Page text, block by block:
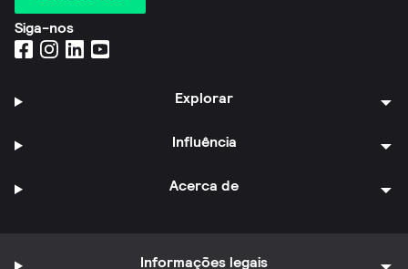
Siga-nos
Explorar
Influência
Acerca de
Informações legais